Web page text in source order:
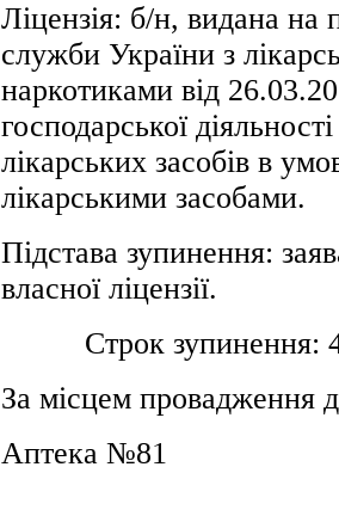
Ліцензія: б/н, видана на
служби України з
наркотиками від
господарської
лікарських засобів в
лікарськими засобами.
Підстава зупинення:
власної ліцензії.
Строк зупинення: 4
За місцем провадження
Аптека №81